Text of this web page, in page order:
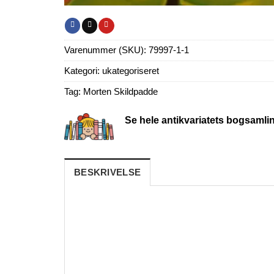
Varenummer (SKU): 79997-1-1
Kategori: ukategoriseret
Tag: Morten Skildpadde
Se hele antikvariatets
BESKRIVELSE